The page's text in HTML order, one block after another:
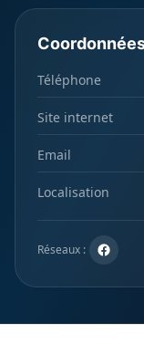
Téléphone
Site internet
Email
Localisation
Réseaux :